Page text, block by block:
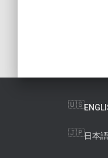
日本語